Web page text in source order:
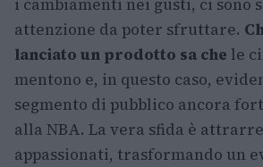
attenzione da poter sfruttare.
lanciato un prodotto sa che le
mentono e, in questo caso,
segmento di pubblico ancora
alla NBA. La vera sfida è
appassionati, trasformando un